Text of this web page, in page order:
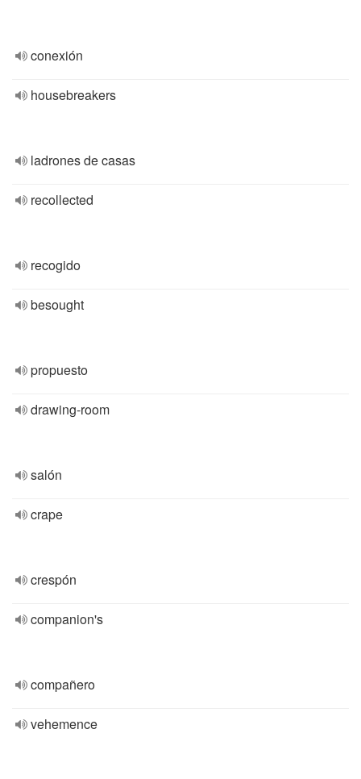
conexión
housebreakers
ladrones de casas
recollected
recogido
besought
propuesto
drawing-room
salón
crape
crespón
companion's
compañero
vehemence